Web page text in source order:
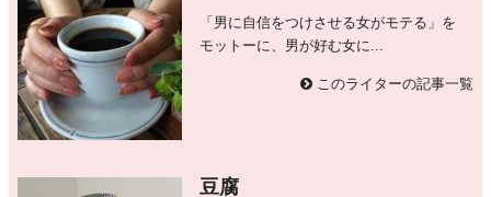
「男に自信をつけさせる女がモテる」を
モットーに、男が好む女に...
このライターの記事一覧
豆腐